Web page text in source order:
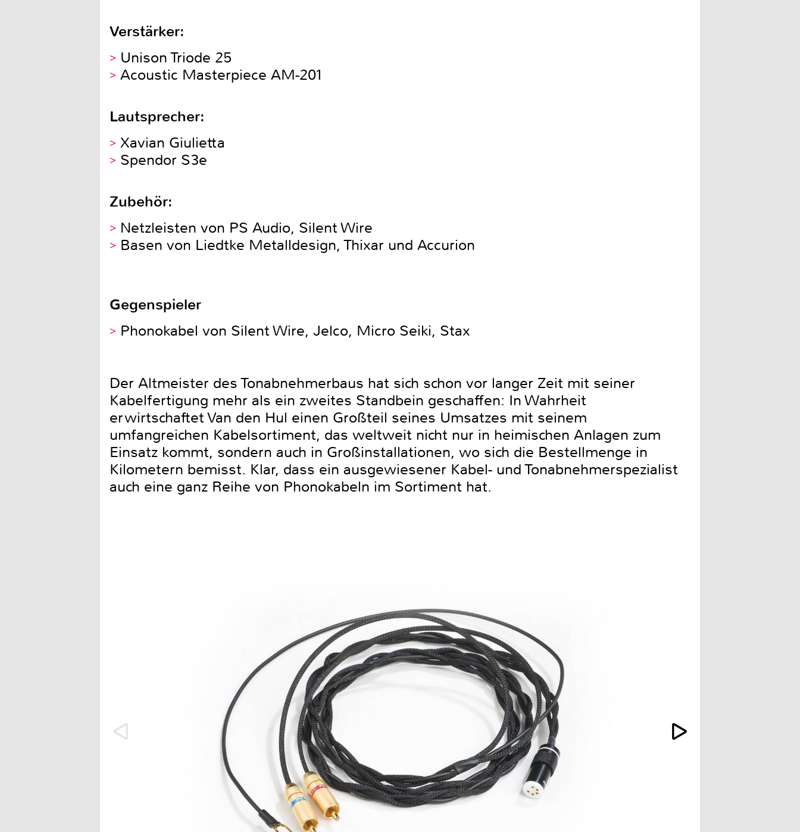
Verstärker:
Unison Triode 25
Acoustic Masterpiece AM-201
Lautsprecher:
Xavian Giulietta
Spendor S3e
Zubehör:
Netzleisten von PS Audio, Silent Wire
Basen von Liedtke Metalldesign, Thixar und Accurion
Gegenspieler
Phonokabel von Silent Wire, Jelco, Micro Seiki, Stax
Der Altmeister des Tonabnehmerbaus hat sich schon vor langer Zeit mit seiner
Kabelfertigung mehr als ein zweites Standbein geschaffen: In Wahrheit
erwirtschaftet Van den Hul einen Großteil seines Umsatzes mit seinem
umfangreichen Kabelsortiment, das weltweit nicht nur in heimischen Anlagen zum
Einsatz kommt, sondern auch in Großinstallationen, wo sich die Bestellmenge in
Kilometern bemisst. Klar, dass ein ausgewiesener Kabel- und Tonabnehmerspezialist
auch eine ganz Reihe von Phonokabeln im Sortiment hat.